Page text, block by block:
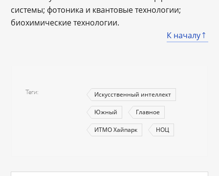
системы; фотоника и квантовые технологии;
биохимические технологии.
К началу
Теги Искусственный интеллект
Южный Главное
ИТМО Хайпарк НОЦ